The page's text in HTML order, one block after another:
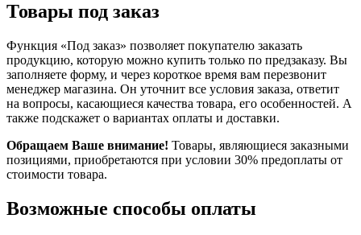
Товары под заказ
Функция «Под заказ» позволяет покупателю заказать
продукцию, которую можно купить только по предзаказу. Вы
заполняете форму, и через короткое время вам перезвонит
менеджер магазина. Он уточнит все условия заказа, ответит
на вопросы, касающиеся качества товара, его особенностей. А
также подскажет о вариантах оплаты и доставки.
Обращаем Ваше внимание! Товары, являющиеся заказными
позициями, приобретаются при условии 30% предоплаты от
стоимости товара.
Возможные способы оплаты